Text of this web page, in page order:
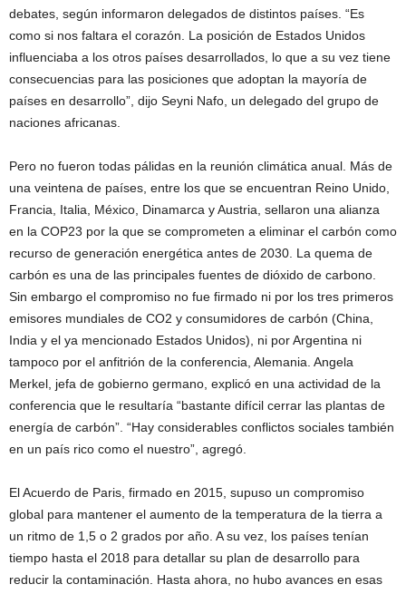
debates, según informaron delegados de distintos países. “Es
como si nos faltara el corazón. La posición de Estados Unidos
influenciaba a los otros países desarrollados, lo que a su vez tiene
consecuencias para las posiciones que adoptan la mayoría de
países en desarrollo”, dijo Seyni Nafo, un delegado del grupo de
naciones africanas.
Pero no fueron todas pálidas en la reunión climática anual. Más de
una veintena de países, entre los que se encuentran Reino Unido,
Francia, Italia, México, Dinamarca y Austria, sellaron una alianza
en la COP23 por la que se comprometen a eliminar el carbón como
recurso de generación energética antes de 2030. La quema de
carbón es una de las principales fuentes de dióxido de carbono.
Sin embargo el compromiso no fue firmado ni por los tres primeros
emisores mundiales de CO2 y consumidores de carbón (China,
India y el ya mencionado Estados Unidos), ni por Argentina ni
tampoco por el anfitrión de la conferencia, Alemania. Angela
Merkel, jefa de gobierno germano, explicó en una actividad de la
conferencia que le resultaría “bastante difícil cerrar las plantas de
energía de carbón”. “Hay considerables conflictos sociales también
en un país rico como el nuestro”, agregó.
El Acuerdo de Paris, firmado en 2015, supuso un compromiso
global para mantener el aumento de la temperatura de la tierra a
un ritmo de 1,5 o 2 grados por año. A su vez, los países tenían
tiempo hasta el 2018 para detallar su plan de desarrollo para
reducir la contaminación. Hasta ahora, no hubo avances en esas